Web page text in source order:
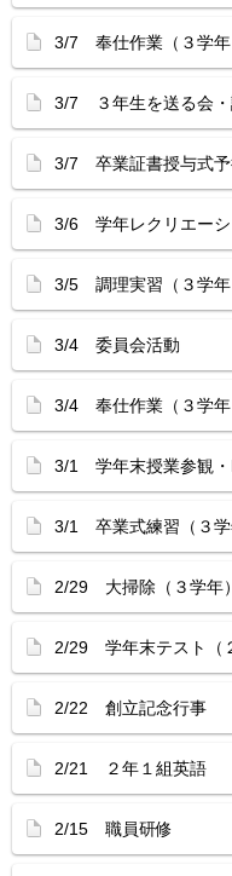
3/7 奉仕作業（３学年
3/7 ３年生を送る会・
3/7 卒業証書授与式
3/6 学年レクリエーシ
3/5 調理実習（３学年
3/4 委員会活動
3/4 奉仕作業（３学年
3/1 学年末授業参観・
3/1 卒業式練習（３学
2/29 大掃除（３学年）
2/29 学年末テスト（
2/22 創立記念行事
2/21 ２年１組英語
2/15 職員研修